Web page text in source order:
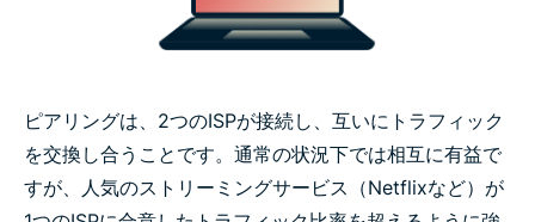
ピアリングは、2つのISPが接続し、互いにトラフィック
を交換し合うことです。通常の状況下では相互に有益で
すが、人気のストリーミングサービス（Netflixなど）が